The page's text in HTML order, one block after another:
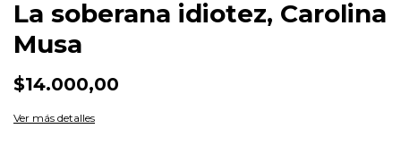
La soberana idiotez, Carolina
Musa
$14.000,00
Ver más detalles